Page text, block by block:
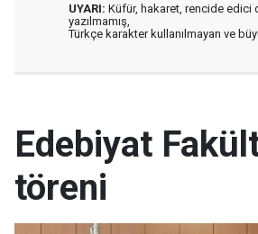
UYARI: Küfür, hakaret, rencide edici
yazılmamış,
Türkçe karakter kullanılmayan ve
Edebiyat
töreni